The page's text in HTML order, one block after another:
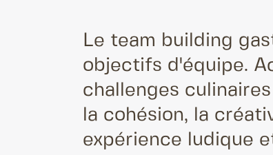
Le team building
objectifs d'équipe.
challenges
la cohésion, la
expérience ludique